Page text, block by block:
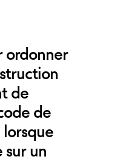
ordonner
de
de
sur un